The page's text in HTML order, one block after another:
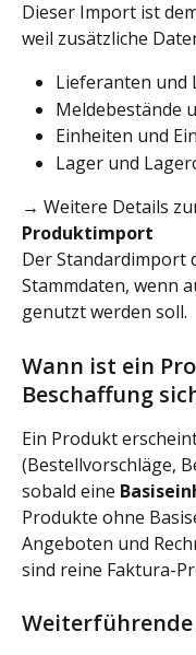
Dieser Import ist
weil zusätzliche
Lieferanten und
Meldebestände
Einheiten und
Lager und
→ Weitere Details
Produktimport
Der Standardimport
Stammdaten, wenn
genutzt werden soll.
Wann ist ein
Beschaffung
Ein Produkt
(Bestellvorschläge,
sobald eine
Produkte ohne
Angeboten und
sind reine Faktura-